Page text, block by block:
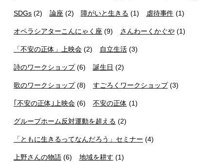
SDGs (2) 論座 (2) 障がいと生きる (1) 虐待事件 (1)
オペラシアターこんにゃく座 (9) さんわーくかぐや(1)
「不安の正体」上映会 (2) 自立生活(3)
詩のワークショップ(6) 誕生日 (2)
歌のワークショップ(8) すごろくワークショップ(3)
｢不安の正体｣上映会 (6) 不安の正体 (1)
グループホーム反対運動を超える (2)
「ともに生きるってなんだろう」セミナー (4)
上野さんの物語 (6) 地域を耕す (1)